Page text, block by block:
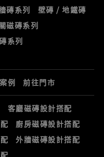
磚系列
壁磚 / 地鐵磚
磁磚系列
系列
例 前往門市
客廳磁磚設計搭配
廚房磁磚設計搭配
外牆磁磚設計搭配